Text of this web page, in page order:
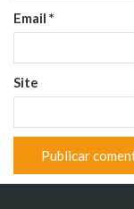
Email *
Site